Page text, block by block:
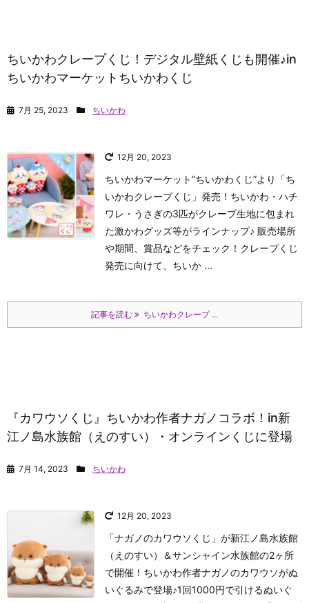
ちいかわクレープくじ！デジタル壁紙くじも開催♪in
ちいかわマーケットちいかわくじ
7月 25, 2023 ちいかわ
12月 20, 2023
ちいかわマーケット”ちいかわくじ”より「ち
いかわクレープくじ」発売！ちいかわ・ハチ
ワレ・うさぎの3匹がクレープ生地に包まれ
た激かわグッズ等がラインナップ♪ 販売場所
や期間、賞品などをチェック！ クレープくじ
発売に向けて、ちいか ...
記事を読む ちいかわクレープ ...
『カワウソくじ』ちいかわ作者ナガノコラボ！in新
江ノ島水族館（えのすい）・オンラインくじに登場
7月 14, 2023 ちいかわ
12月 20, 2023
「ナガノのカワウソくじ」が新江ノ島水族館
（えのすい）＆サンシャイン水族館の2ヶ所
で開催！ちいかわ作者ナガノのカワウソがぬ
いぐるみで登場♪1回1000円で引けるぬいぐ